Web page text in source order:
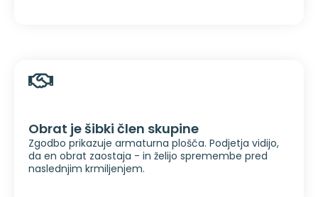
Obrat je šibki člen skupine
Zgodbo prikazuje armaturna plošča. Podjetja vidijo,
da en obrat zaostaja - in želijo spremembe pred
naslednjim krmiljenjem.